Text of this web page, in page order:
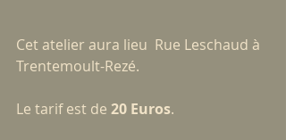
Cet atelier aura lieu  Rue Leschaud à
Trentemoult-Rezé.
Le tarif est de 20 Euros.